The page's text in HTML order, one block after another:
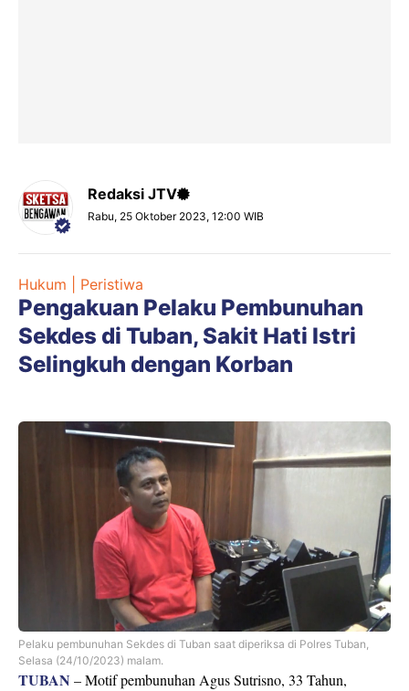
Redaksi JTV
Rabu, 25 Oktober 2023, 12:00 WIB
Hukum | Peristiwa
Pengakuan Pelaku Pembunuhan
Sekdes di Tuban, Sakit Hati Istri
Selingkuh dengan Korban
Pelaku pembunuhan Sekdes di Tuban saat diperiksa di Polres Tuban,
Selasa (24/10/2023) malam.
TUBAN – Motif pembunuhan Agus Sutrisno, 33 Tahun,